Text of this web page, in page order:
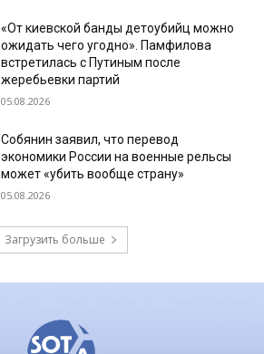
«От киевской банды детоубийц можно
ожидать чего угодно». Памфилова
встретилась с Путиным после
жеребьевки партий
05.08.2026
Собянин заявил, что перевод
экономики России на военные рельсы
может «убить вообще страну»
05.08.2026
Загрузить больше